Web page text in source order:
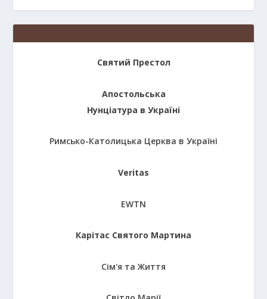
Святий Престол
Апостольська
Нунціатура в Україні
Римсько-Католицька Церква в Україні
Veritas
EWTN
Карітас Святого Мартина
Сім'я та Життя